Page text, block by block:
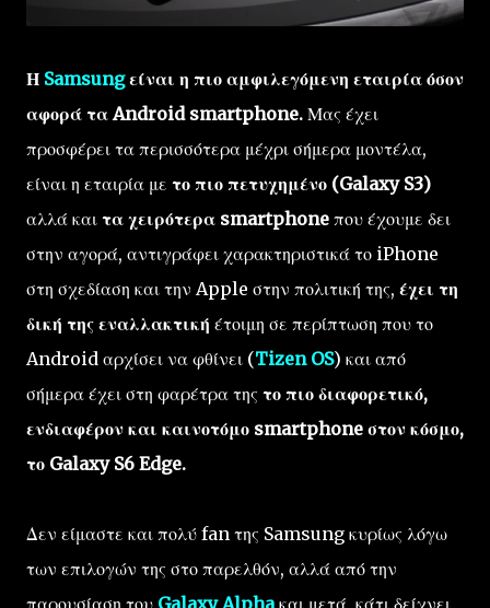
Η Samsungείναι η πιο αμφιλεγόμενη εταιρία όσον
αφορά τα Android smartphone. Μας έχει
προσφέρει τα περισσότερα μέχρι σήμερα μοντέλα,
είναι η εταιρία με το πιο πετυχημένο (Galaxy S3)
αλλά και τα χειρότερα smartphone που έχουμε δει
στην αγορά, αντιγράφει χαρακτηριστικά το iPhone
στη σχεδίαση και την Apple στην πολιτική της, έχει τη
δική της εναλλακτική έτοιμη σε περίπτωση που το
Android αρχίσει να φθίνει (Tizen OS) και από
σήμερα έχει στη φαρέτρα της το πιο διαφορετικό,
ενδιαφέρον και καινοτόμο smartphone στον κόσμο,
το Galaxy S6 Edge.
Δεν είμαστε και πολύ fan της Samsung κυρίως λόγω
των επιλογών της στο παρελθόν, αλλά από την
παρουσίαση του Galaxy Alphaκαι μετά, κάτι δείχνει